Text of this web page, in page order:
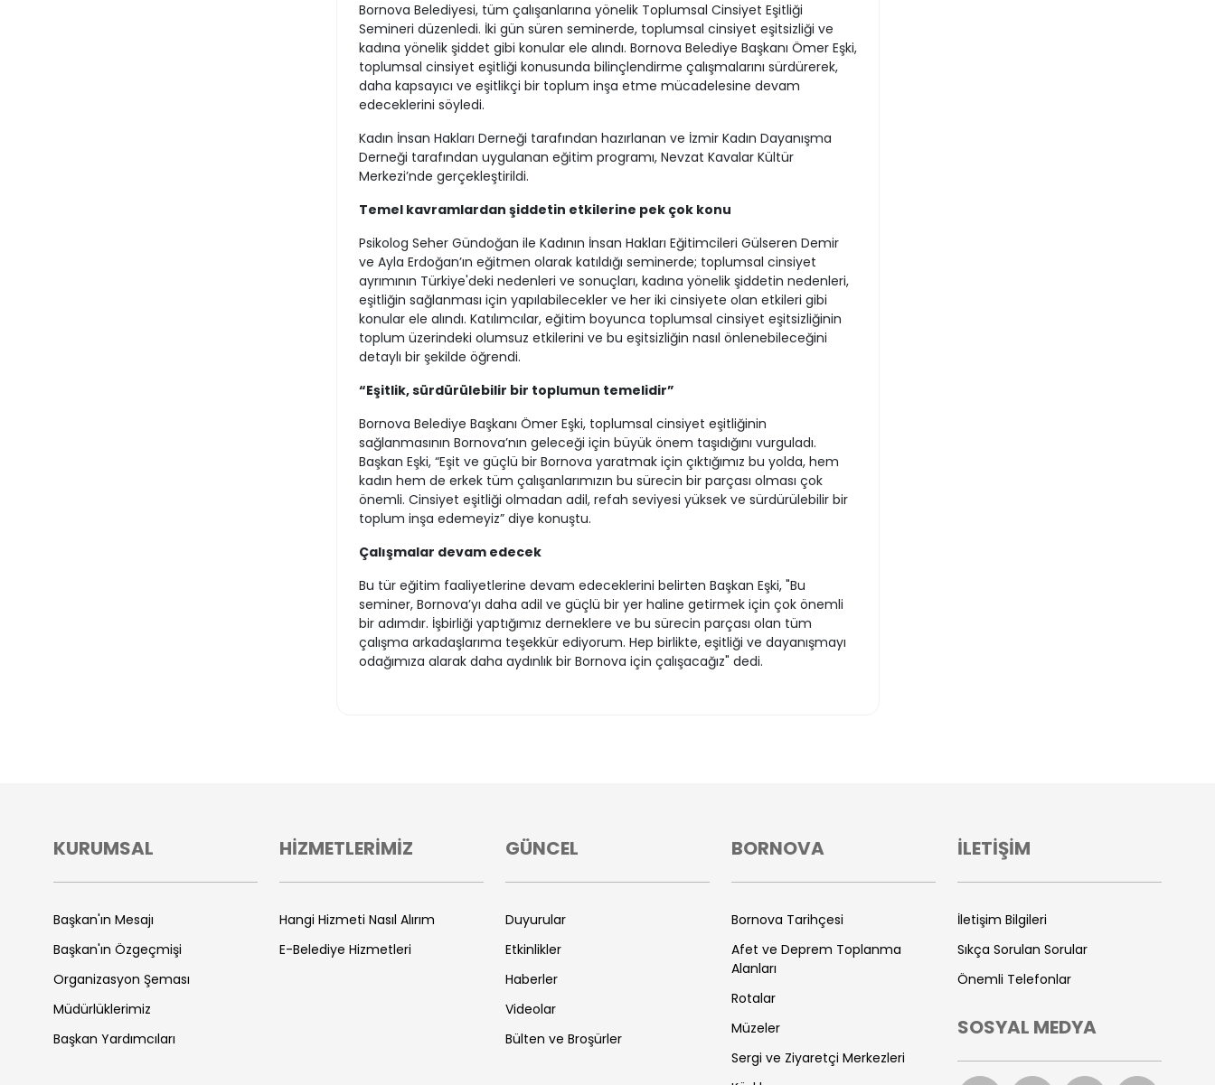
Bornova Belediyesi, tüm çalışanlarına yönelik Toplumsal Cinsiyet Eşitliği
Semineri düzenledi. İki gün süren seminerde, toplumsal cinsiyet eşitsizliği ve
kadına yönelik şiddet gibi konular ele alındı. Bornova Belediye Başkanı Ömer Eşki,
toplumsal cinsiyet eşitliği konusunda bilinçlendirme çalışmalarını sürdürerek,
daha kapsayıcı ve eşitlikçi bir toplum inşa etme mücadelesine devam
edeceklerini söyledi.
Kadın İnsan Hakları Derneği tarafından hazırlanan ve İzmir Kadın Dayanışma
Derneği tarafından uygulanan eğitim programı, Nevzat Kavalar Kültür
Merkezi’nde gerçekleştirildi.
Temel kavramlardan şiddetin etkilerine pek çok konu
Psikolog Seher Gündoğan ile Kadının İnsan Hakları Eğitimcileri Gülseren Demir
ve Ayla Erdoğan’ın eğitmen olarak katıldığı seminerde; toplumsal cinsiyet
ayrımının Türkiye'deki nedenleri ve sonuçları, kadına yönelik şiddetin nedenleri,
eşitliğin sağlanması için yapılabilecekler ve her iki cinsiyete olan etkileri gibi
konular ele alındı. Katılımcılar, eğitim boyunca toplumsal cinsiyet eşitsizliğinin
toplum üzerindeki olumsuz etkilerini ve bu eşitsizliğin nasıl önlenebileceğini
detaylı bir şekilde öğrendi.
“Eşitlik, sürdürülebilir bir toplumun temelidir”
Bornova Belediye Başkanı Ömer Eşki, toplumsal cinsiyet eşitliğinin
sağlanmasının Bornova’nın geleceği için büyük önem taşıdığını vurguladı.
Başkan Eşki, “Eşit ve güçlü bir Bornova yaratmak için çıktığımız bu yolda, hem
kadın hem de erkek tüm çalışanlarımızın bu sürecin bir parçası olması çok
önemli. Cinsiyet eşitliği olmadan adil, refah seviyesi yüksek ve sürdürülebilir bir
toplum inşa edemeyiz” diye konuştu.
Çalışmalar devam edecek
Bu tür eğitim faaliyetlerine devam edeceklerini belirten Başkan Eşki, "Bu
seminer, Bornova’yı daha adil ve güçlü bir yer haline getirmek için çok önemli
bir adımdır. İşbirliği yaptığımız derneklere ve bu sürecin parçası olan tüm
çalışma arkadaşlarıma teşekkür ediyorum. Hep birlikte, eşitliği ve dayanışmayı
odağımıza alarak daha aydınlık bir Bornova için çalışacağız" dedi.
KURUMSAL
Başkan'ın Mesajı
Başkan'ın Özgeçmişi
Organizasyon Şeması
Müdürlüklerimiz
Başkan Yardımcıları
HİZMETLERİMİZ
Hangi Hizmeti Nasıl Alırım
E-Belediye Hizmetleri
GÜNCEL
Duyurular
Etkinlikler
Haberler
Videolar
Bülten ve Broşürler
BORNOVA
Bornova Tarihçesi
Afet ve Deprem Toplanma
Alanları
Rotalar
Müzeler
Sergi ve Ziyaretçi Merkezleri
İLETİŞİM
İletişim Bilgileri
Sıkça Sorulan Sorular
Önemli Telefonlar
SOSYAL MEDYA